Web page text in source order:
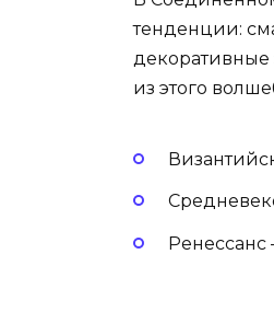
тенденции:
из этого
Ренессанс